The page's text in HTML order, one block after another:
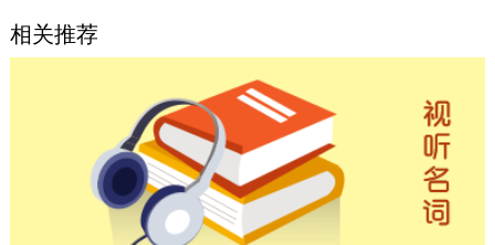
中介服务
12345网上接诉即办 我要咨询 我要建议
在线访谈 图说互动
相关推荐